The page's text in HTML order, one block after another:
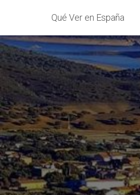
Qué Ver en España